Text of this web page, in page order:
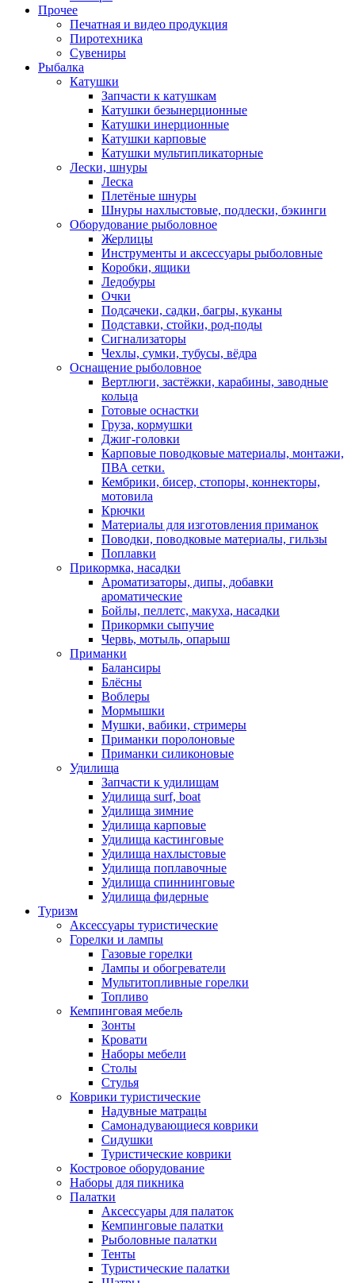
Прочее
Печатная и видео продукция
Пиротехника
Сувениры
Рыбалка
Катушки
Запчасти к катушкам
Катушки безынерционные
Катушки инерционные
Катушки карповые
Катушки мультипликаторные
Лески, шнуры
Леска
Плетёные шнуры
Шнуры нахлыстовые, подлески, бэкинги
Оборудование рыболовное
Жерлицы
Инструменты и аксессуары рыболовные
Коробки, ящики
Ледобуры
Очки
Подсачеки, садки, багры, куканы
Подставки, стойки, род-поды
Сигнализаторы
Чехлы, сумки, тубусы, вёдра
Оснащение рыболовное
Вертлюги, застёжки, карабины, заводные
кольца
Готовые оснастки
Груза, кормушки
Джиг-головки
Карповые поводковые материалы, монтажи,
ПВА сетки.
Кембрики, бисер, стопоры, коннекторы,
мотовила
Крючки
Материалы для изготовления приманок
Поводки, поводковые материалы, гильзы
Поплавки
Прикормка, насадки
Ароматизаторы, дипы, добавки
ароматические
Бойлы, пеллетс, макуха, насадки
Прикормки сыпучие
Червь, мотыль, опарыш
Приманки
Балансиры
Блёсны
Воблеры
Мормышки
Мушки, вабики, стримеры
Приманки поролоновые
Приманки силиконовые
Удилища
Запчасти к удилищам
Удилища surf, boat
Удилища зимние
Удилища карповые
Удилища кастинговые
Удилища нахлыстовые
Удилища поплавочные
Удилища спиннинговые
Удилища фидерные
Туризм
Аксессуары туристические
Горелки и лампы
Газовые горелки
Лампы и обогреватели
Мультитопливные горелки
Топливо
Кемпинговая мебель
Зонты
Кровати
Наборы мебели
Столы
Стулья
Коврики туристические
Надувные матрацы
Самонадувающиеся коврики
Сидушки
Туристические коврики
Костровое оборудование
Наборы для пикника
Палатки
Аксессуары для палаток
Кемпинговые палатки
Рыболовные палатки
Тенты
Туристические палатки